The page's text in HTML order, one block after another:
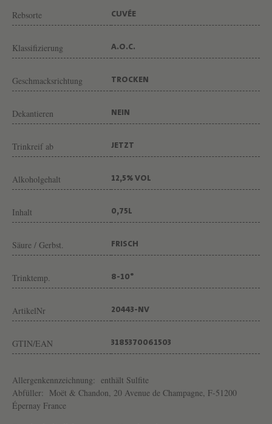
M
E
&
H
D
N
Rebsorte CUVÉE
Klassifizierung A.O.C.
Geschmacksrichtung TROCKEN
Dekantieren NEIN
Trinkreif ab JETZT
Alkoholgehalt 12,5% VOL
Inhalt 0,75L
Säure / Gerbst. FRISCH
Trinktemp. 8-10°
ArtikelNr 20443-NV
GTIN/EAN 3185370061503
Allergenkennzeichnung: enthält Sulfite
Abfüller: Moët & Chandon, 20 Avenue de Champagne, F-51200
Épernay France